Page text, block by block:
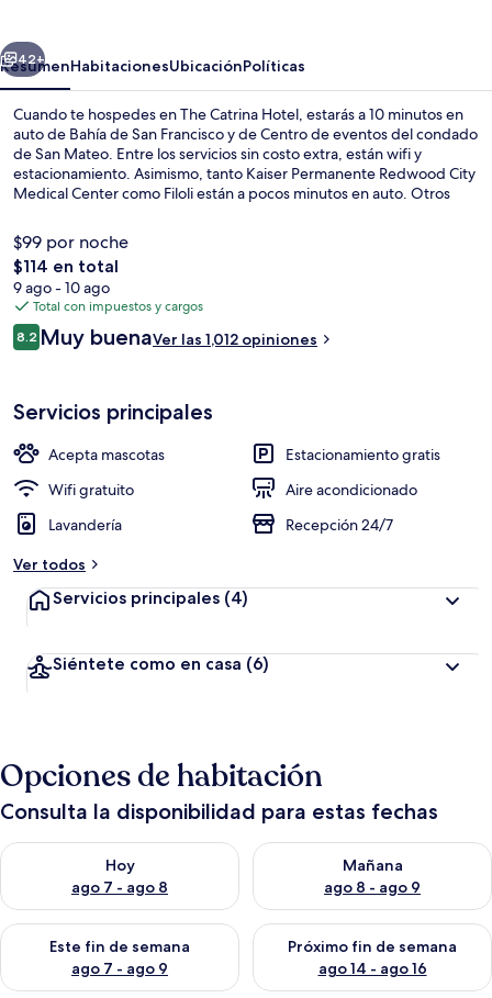
Siguiente
42+
ResumenHabitacionesUbicaciónPolíticas
Cuando te hospedes en The Catrina Hotel, estarás a 10 minutos en
auto de Bahía de San Francisco y de Centro de eventos del condado
de San Mateo. Entre los servicios sin costo extra, están wifi y
estacionamiento. Asimismo, tanto Kaiser Permanente Redwood City
Medical Center como Filoli están a pocos minutos en auto. Otros
el personal amable.
$99 por noche
El
precio
total
es
de
$114 en total
9 ago - 10 ago
Total con impuestos y cargos
Opiniones
8.28.2 de 10,
Muy buenaVer las 1,012 opiniones
Servicios principales
Acepta mascotas
Estacionamiento gratis
Wifi gratuito
Aire acondicionado
Lavandería
Recepción 24/7
Ver todos
Servicios principales (4)
Siéntete como en casa (6)
Opciones de habitación
Consulta la disponibilidad para estas fechas
Hoy
ago 7 - ago 8
Consulta la disponibilidad para hoy ago 7 - ago 8
Mañana
ago 8 - ago 9
Consulta la disponibilidad
Este fin de semana
ago 7 - ago 9
Consulta la disponibilidad para este fin de semana ago 7 -
Próximo fin de semana
ago 14 - ago 16
Consulta la disponibilidad